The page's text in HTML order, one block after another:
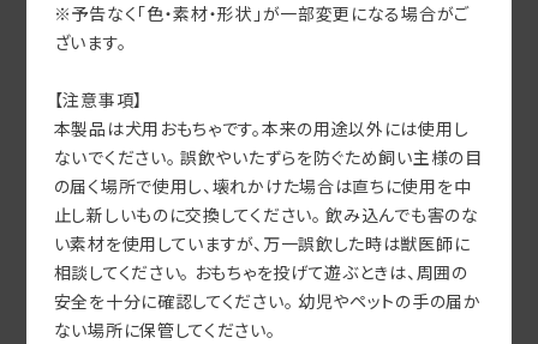
※予告なく「色・素材・形状」が一部変更になる場合がご
ざいます。
【注意事項】
本製品は犬用おもちゃです。本来の用途以外には使用し
ないでください。 誤飲やいたずらを防ぐため飼い主様の目
の届く場所で使用し、壊れかけた場合は直ちに使用を中
止し新しいものに交換してください。 飲み込んでも害のな
い素材を使用していますが、万一誤飲した時は獣医師に
相談してください。 おもちゃを投げて遊ぶときは、周囲の
安全を十分に確認してください。 幼児やペットの手の届か
ない場所に保管してください。